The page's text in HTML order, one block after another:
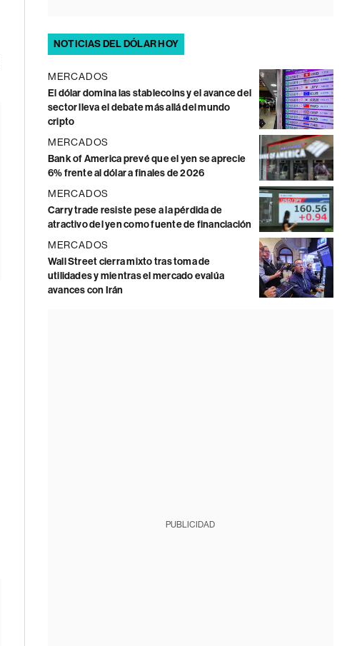
NOTICIAS DEL DÓLAR HOY
MERCADOS
El dólar domina las stablecoins y el avance del
sector lleva el debate más allá del mundo
cripto
MERCADOS
Bank of America prevé que el yen se aprecie
6% frente al dólar a finales de 2026
MERCADOS
Carry trade resiste pese a la pérdida de
atractivo del yen como fuente de financiación
MERCADOS
Wall Street cierra mixto tras toma de
utilidades y mientras el mercado evalúa
avances con Irán
PUBLICIDAD